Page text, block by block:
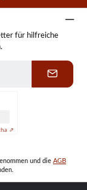
für hilfreiche
⇗
und die AGB